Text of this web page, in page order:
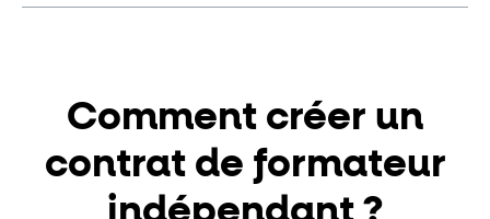
Comment créer un
contrat de formateur